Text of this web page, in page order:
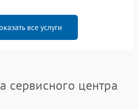
все услуги
сервисного центра